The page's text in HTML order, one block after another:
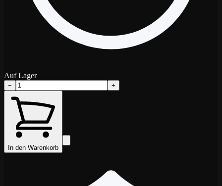
Auf Lager
− +
In den Warenkorb